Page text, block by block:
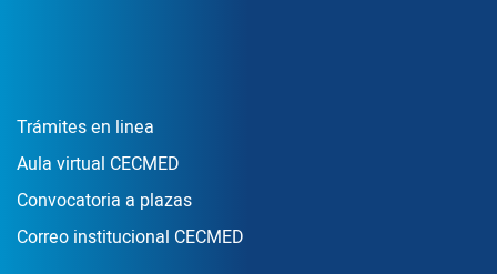
Enlace Footer1
Trámites en linea
Aula virtual CECMED
Convocatoria a plazas
Correo institucional CECMED